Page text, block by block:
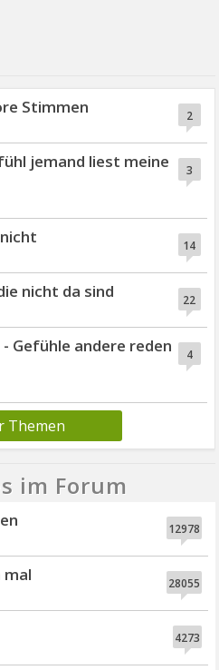
2
Stimmen
3
jemand liest meine
14
22
nicht da sind
4
Gefühle andere reden
Themen
im Forum
12978
28055
mal
4273